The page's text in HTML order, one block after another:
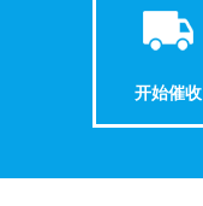
开始催收